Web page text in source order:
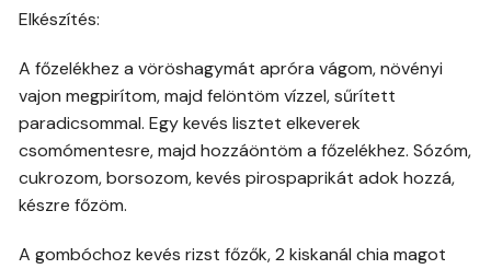
Elkészítés:
A főzelékhez a vöröshagymát apróra vágom, növényi
vajon megpirítom, majd felöntöm vízzel, sűrített
paradicsommal. Egy kevés lisztet elkeverek
csomómentesre, majd hozzáöntöm a főzelékhez. Sózóm,
cukrozom, borsozom, kevés pirospaprikát adok hozzá,
készre főzöm.
A gombóchoz kevés rizst főzők, 2 kiskanál chia magot